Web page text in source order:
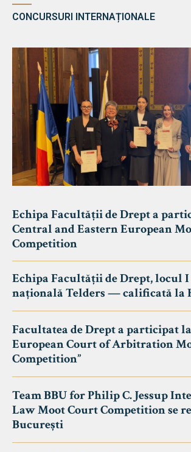
CONCURSURI INTERNAȚIONALE
Echipa Facultății de Drept a
Central and Eastern European
Competition
Echipa Facultății de Drept, locul
națională Telders — calificată la
Facultatea de Drept a participat la
European Court of Arbitration
Competition”
Team BBU for Philip C. Jessup
Law Moot Court Competition se
București